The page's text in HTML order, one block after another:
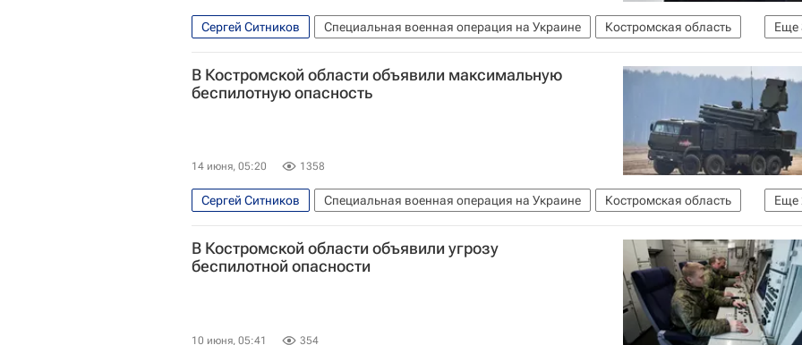
Еще
Сергей Ситников Специальная военная операция на Украине
Костромская область
Красносельский район
Происшествия Вооруженные силы Украины
В Костромской области объявили максимальную
беспилотную опасность
14 июня, 05:20 1358
Еще
Сергей Ситников Специальная военная операция на Украине
Костромская область
Безопасность
Россия
В Костромской области объявили угрозу
беспилотной опасности
10 июня, 05:41 354